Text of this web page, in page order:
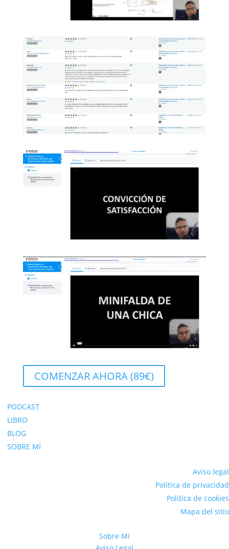
COMENZAR AHORA (89€)
PODCAST
LIBRO
BLOG
SOBRE MÍ
Aviso legal
Política de privacidad
Política de cookies
Mapa del sitio
Sobre Mí